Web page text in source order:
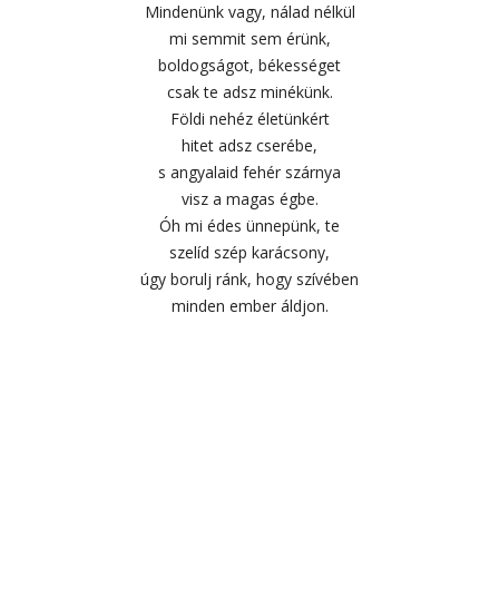
Mindenünk vagy, nálad nélkül
mi semmit sem érünk,
boldogságot, békességet
csak te adsz minékünk.
Földi nehéz életünkért
hitet adsz cserébe,
s angyalaid fehér szárnya
visz a magas égbe.
Óh mi édes ünnepünk, te
szelíd szép karácsony,
úgy borulj ránk, hogy szívében
minden ember áldjon.